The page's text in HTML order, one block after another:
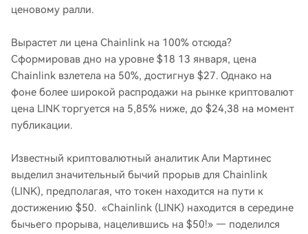
ценовому ралли.
Вырастет ли цена Chainlink на 100% отсюда?
Сформировав дно на уровне $18 13 января, цена
Chainlink взлетела на 50%, достигнув $27. Однако на
фоне более широкой распродажи на рынке криптовалют
цена LINK торгуется на 5,85% ниже, до $24,38 на момент
публикации.
Известный криптовалютный аналитик Али Мартинес
выделил значительный бычий прорыв для Chainlink
(LINK), предполагая, что токен находится на пути к
достижению $50. «Chainlink (LINK) находится в середине
бычьего прорыва, нацелившись на $50!» — поделился